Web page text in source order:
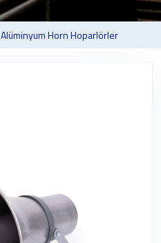
Alüminyum Horn Hoparlörler